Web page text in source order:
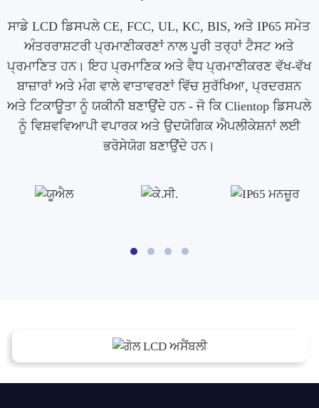
ਸਾਡੇ LCD ਡਿਸਪਲੇ CE, FCC, UL, KC, BIS, ਅਤੇ IP65 ਸਮੇਤ
ਅੰਤਰਰਾਸ਼ਟਰੀ ਪ੍ਰਮਾਣੀਕਰਣਾਂ ਨਾਲ ਪੂਰੀ ਤਰ੍ਹਾਂ ਟੈਸਟ ਅਤੇ
ਪ੍ਰਮਾਣਿਤ ਹਨ। ਇਹ ਪ੍ਰਮਾਣਿਕ ​​ਅਤੇ ਵੈਧ ਪ੍ਰਮਾਣੀਕਰਣ ਵੱਖ-ਵੱਖ
ਬਾਜ਼ਾਰਾਂ ਅਤੇ ਮੰਗ ਵਾਲੇ ਵਾਤਾਵਰਣਾਂ ਵਿੱਚ ਸੁਰੱਖਿਆ, ਪ੍ਰਦਰਸ਼ਨ
ਅਤੇ ਟਿਕਾਊਤਾ ਨੂੰ ਯਕੀਨੀ ਬਣਾਉਂਦੇ ਹਨ - ਜੋ ਕਿ Clientop ਡਿਸਪਲੇ
ਨੂੰ ਵਿਸ਼ਵਵਿਆਪੀ ਵਪਾਰਕ ਅਤੇ ਉਦਯੋਗਿਕ ਐਪਲੀਕੇਸ਼ਨਾਂ ਲਈ
ਭਰੋਸੇਯੋਗ ਬਣਾਉਂਦੇ ਹਨ।